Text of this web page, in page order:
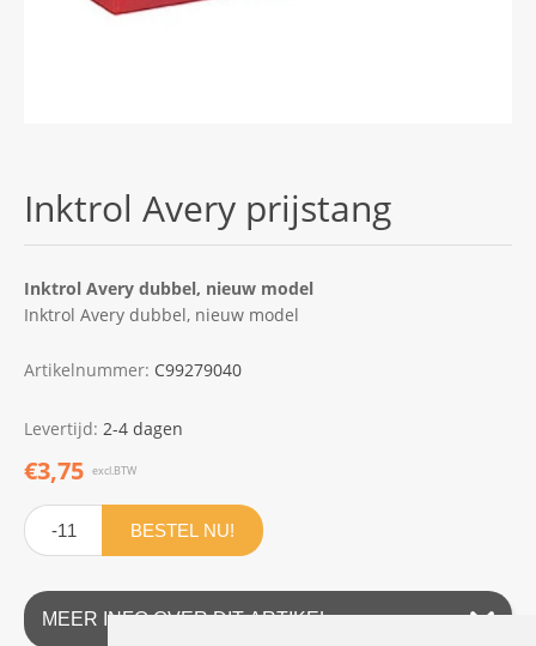
Inktrol Avery prijstang
Inktrol Avery dubbel, nieuw model
Inktrol Avery dubbel, nieuw model
Artikelnummer: C99279040
Levertijd: 2-4 dagen
€3,75 excl.BTW
BESTEL NU!
MEER INFO OVER DIT ARTIKEL